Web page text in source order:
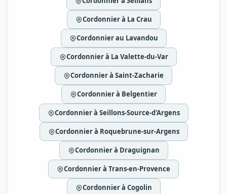
Cordonnier à La Crau
Cordonnier au Lavandou
Cordonnier à La Valette-du-Var
Cordonnier à Saint-Zacharie
Cordonnier à Belgentier
Cordonnier à Seillons-Source-d'Argens
Cordonnier à Roquebrune-sur-Argens
Cordonnier à Draguignan
Cordonnier à Trans-en-Provence
Cordonnier à Cogolin